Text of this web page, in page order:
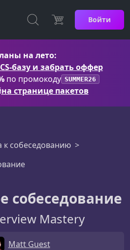
Войти
на лето:
базу и забрать оффер
по промокоду SUMMER26
на странице пакетов
к собеседованию
собеседование
Mastery
Matt Guest